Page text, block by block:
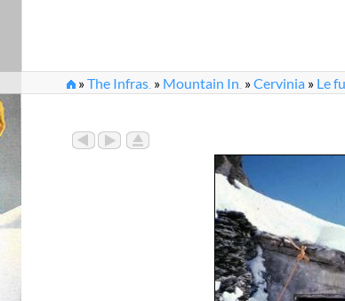
»The Infras » Mountain In »Cervinia » Le